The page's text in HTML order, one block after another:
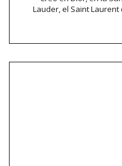
Lauder, el Saint